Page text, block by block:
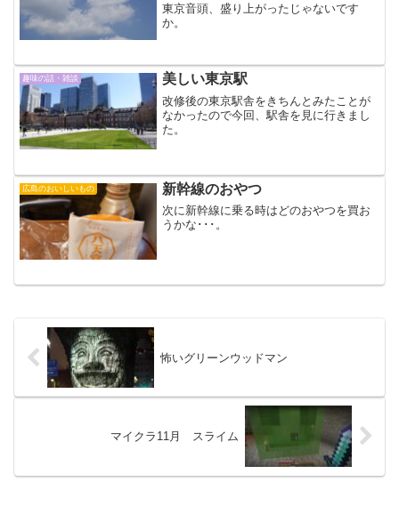
東京音頭、盛り上がったじゃないです
か。
趣味の話・雑談 美しい東京駅
改修後の東京駅舎をきちんとみたことが
なかったので今回、駅舎を見に行きまし
た。
広島のおいしいもの 新幹線のおやつ
次に新幹線に乗る時はどのおやつを買お
うかな･･･。
怖いグリーンウッドマン
マイクラ11月 スライム